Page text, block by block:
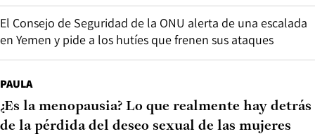
El Consejo de Seguridad de la ONU alerta de una escalada
en Yemen y pide a los hutíes que frenen sus ataques
PAULA
¿Es la menopausia? Lo que realmente hay detrás
de la pérdida del deseo sexual de las mujeres